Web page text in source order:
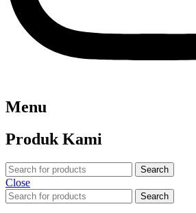
Menu
Produk Kami
Search
Close
Search